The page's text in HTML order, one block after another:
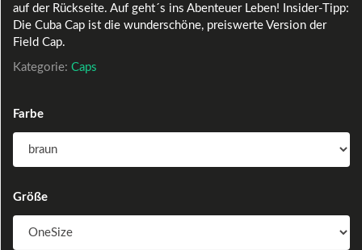
auf der Rückseite. Auf geht´s ins Abenteuer Leben! Insider-Tipp:
Die Cuba Cap ist die wunderschöne, preiswerte Version der
Field Cap.
Kategorie: Caps
Farbe
Größe